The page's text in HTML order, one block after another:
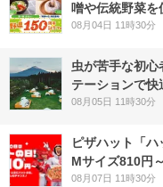
噌や伝統野菜を
08月04日 11時30分
虫が苦手な初
テーションで
08月05日 11時30分
ピザハット「ハ
Mサイズ810円
08月07日 11時30分